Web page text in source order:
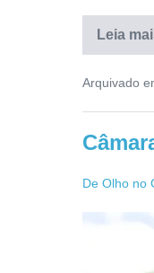
Leia
Arquivado
De Olho no